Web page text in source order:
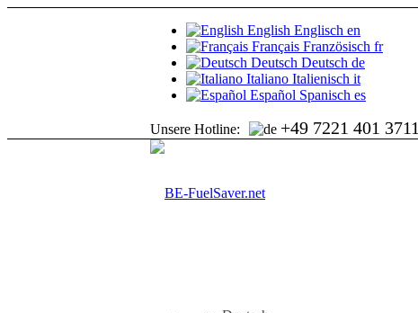
English Englisch en
Français Französisch fr
Deutsch Deutsch de
Italiano Italienisch it
Español Spanisch es
Unsere Hotline: +49 7221 401 3711